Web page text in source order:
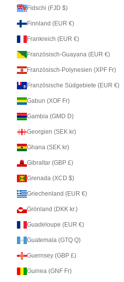
Fidschi (FJD $)
Finnland (EUR €)
Frankreich (EUR €)
Französisch-Guayana (EUR €)
Französisch-Polynesien (XPF Fr)
Französische Südgebiete (EUR €)
Gabun (XOF Fr)
Gambia (GMD D)
Georgien (SEK kr)
Ghana (SEK kr)
Gibraltar (GBP £)
Grenada (XCD $)
Griechenland (EUR €)
Grönland (DKK kr.)
Guadeloupe (EUR €)
Guatemala (GTQ Q)
Guernsey (GBP £)
Guinea (GNF Fr)